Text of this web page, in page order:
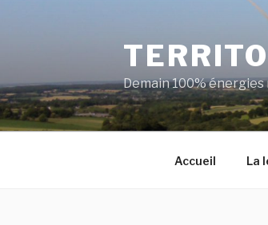
Demain 100%
Accueil La